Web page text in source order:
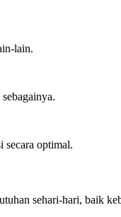
lain.
secara optimal.
sehari-hari, baik